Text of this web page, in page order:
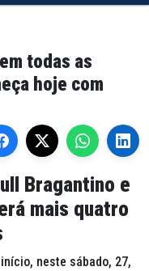
todas as
hoje com
Bragantino e
mais quatro
neste sábado, 27,